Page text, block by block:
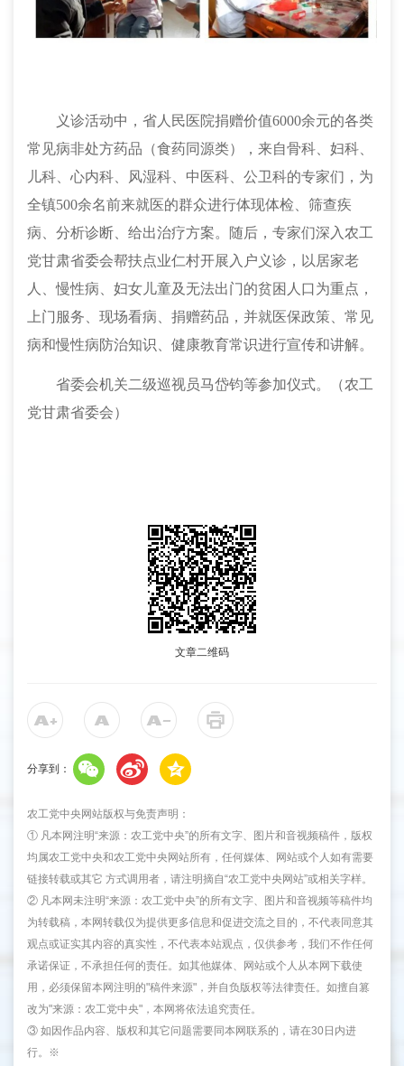
义诊活动中，省人民医院捐赠价值6000余元的各类
常见病非处方药品（食药同源类），来自骨科、妇科、
儿科、心内科、风湿科、中医科、公卫科的专家们，为
全镇500余名前来就医的群众进行体现体检、筛查疾
病、分析诊断、给出治疗方案。随后，专家们深入农工
党甘肃省委会帮扶点业仁村开展 入户 义诊，以居家老
人、慢性病、妇女儿童及无法出门的贫困人口为重点，
上门服务、现场看病、捐赠药品，并就医保政策、常见
病和慢性病防治知识、健康教育常识进行宣传和讲解。
省委会机关二级巡视员马岱钧等参加仪式。 （农工
党甘肃省委会）
文章二维码
分享到：
农工党中央网站版权与免责声明：
① 凡本网注明“来源：农工党中央”的所有文字、图片和音视频稿件，版权
均属农工党中央和农工党中央网站所有，任何媒体、网站或个人如有需要
链接转载或其它 方式调用者，请注明摘自“农工党中央网站”或相关字样。
② 凡本网未注明“来源：农工党中央”的所有文字、图片和音视频等稿件均
为转载稿，本网转载仅为提供更多信息和促进交流之目的，不代表同意其
观点或证实其内容的真实性，不代表本站观点，仅供参考，我们不作任何
承诺保证，不承担任何的责任。如其他媒体、网站或个人从本网下载使
用，必须保留本网注明的"稿件来源"，并自负版权等法律责任。如擅自篡
改为"来源：农工党中央"，本网将依法追究责任。
③ 如因作品内容、版权和其它问题需要同本网联系的，请在30日内进
行。※